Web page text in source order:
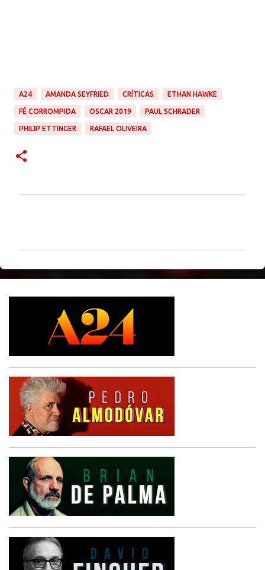
A24 AMANDA SEYFRIED CRÍTICAS ETHAN HAWKE
FÉ CORROMPIDA OSCAR 2019 PAUL SCHRADER
PHILIP ETTINGER RAFAEL OLIVEIRA
n
t
s